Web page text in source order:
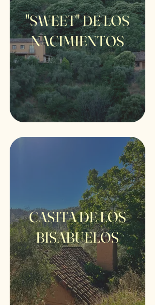
"SWEET" DE LOS
NACIMIENTOS
CASITA DE LOS
BISABUELOS